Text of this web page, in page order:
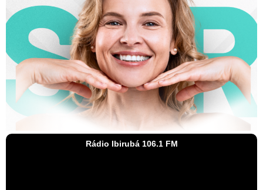
Rádio Ibirubá 106.1 FM